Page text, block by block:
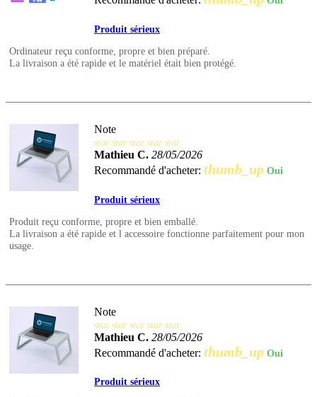
Produit sérieux
Ordinateur reçu conforme, propre et bien préparé.
La livraison a été rapide et le matériel était bien protégé.
Note
star star star star star
Mathieu C. 28/05/2026
Recommandé d'acheter: thumb_up Oui
Produit sérieux
Produit reçu conforme, propre et bien emballé.
La livraison a été rapide et l accessoire fonctionne parfaitement pour mon
usage.
Note
star star star star star
Mathieu C. 28/05/2026
Recommandé d'acheter: thumb_up Oui
Produit sérieux